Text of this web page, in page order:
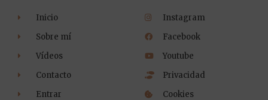
Inicio
Sobre mí
Vídeos
Contacto
Entrar
Instagram
Facebook
Youtube
Privacidad
Cookies